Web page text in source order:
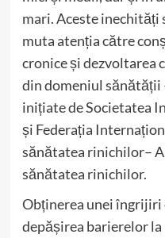
mari. Aceste inechități
muta atenția către
cronice și dezvoltarea
din domeniul sănătății
inițiate de Societatea
și Federația
sănătatea rinichilor–
sănătatea rinichilor.
Obținerea unei
depășirea barierelor